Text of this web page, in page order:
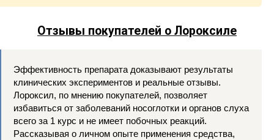
Отзывы покупателей о Лороксиле
Эффективность препарата доказывают результаты
клинических экспериментов и реальные отзывы.
Лороксил, по мнению покупателей, позволяет
избавиться от заболеваний носоглотки и органов слуха
всего за 1 курс и не имеет побочных реакций.
Рассказывая о личном опыте применения средства,